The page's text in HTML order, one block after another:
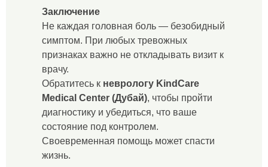
Заключение
Не каждая головная боль — безобидный
симптом. При любых тревожных
признаках важно не откладывать визит к
врачу.
Обратитесь к неврологу KindCare
Medical Center (Дубай), чтобы пройти
диагностику и убедиться, что ваше
состояние под контролем.
Своевременная помощь может спасти
жизнь.